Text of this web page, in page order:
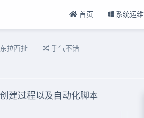
首页 系统运维
东拉西扯 手气不错
建过程以及自动化脚本